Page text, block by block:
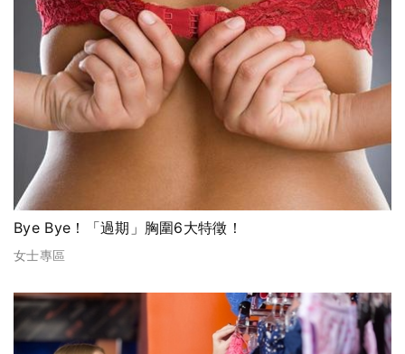
Bye Bye！「過期」胸圍6大特徵！
女士專區